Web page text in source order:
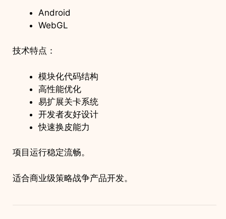
Android
WebGL
技术特点：
模块化代码结构
高性能优化
易扩展关卡系统
开发者友好设计
快速换皮能力
项目运行稳定流畅。
适合商业级策略战争产品开发。